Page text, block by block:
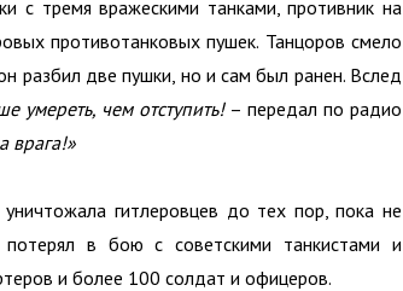
с тремя вражескими танками, противник на
противотанковых пушек. Танцоров смело
разбил две пушки, но и сам был ранен. Вслед
умереть, чем отступить!– передал по радио
врага!»
гитлеровцев до тех пор, пока не
потерял в бою с советскими танкистами и
и более 100 солдат и офицеров.